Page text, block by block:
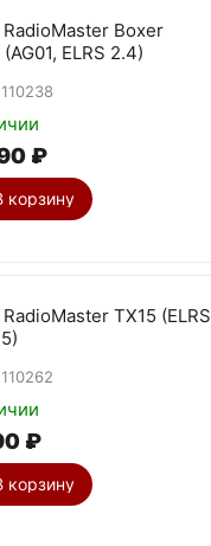
RadioMaster Boxer
ELRS 2.4)
110238
₽
корзину
TX15 (ELRS
110262
₽
корзину